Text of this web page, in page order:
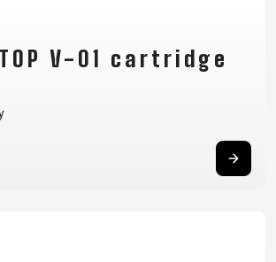
V-01 cartridge